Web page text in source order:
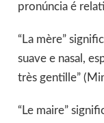
pronúncia é
“La mère”
suave e nasal,
très gentille”
“Le maire”